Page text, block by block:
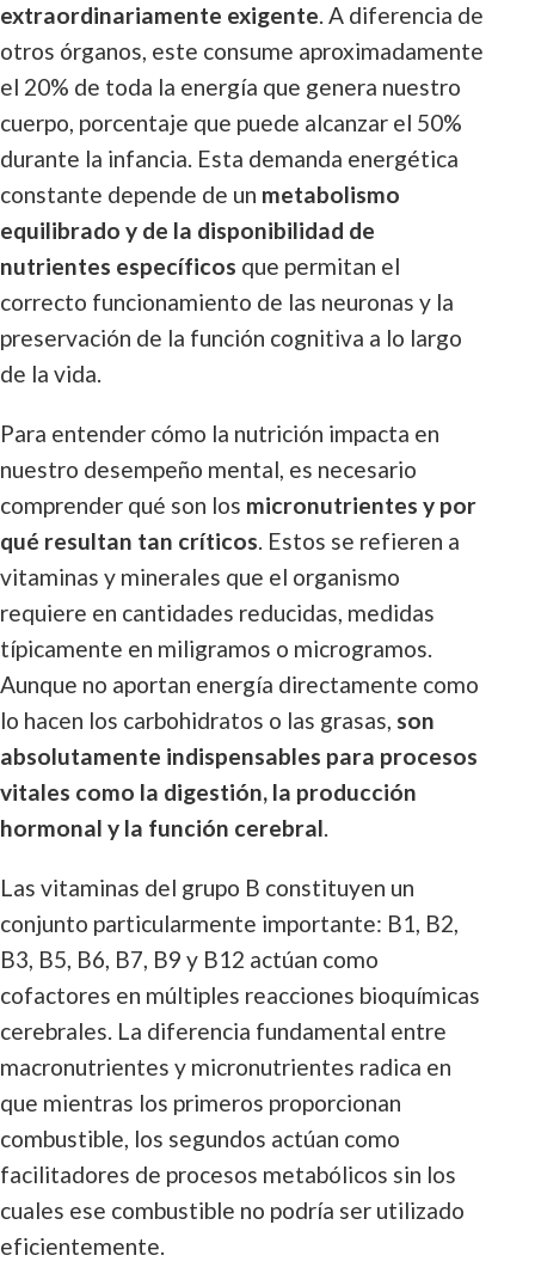
extraordinariamente exigente. A diferencia de
otros órganos, este consume aproximadamente
el 20% de toda la energía que genera nuestro
cuerpo, porcentaje que puede alcanzar el 50%
durante la infancia. Esta demanda energética
constante depende de un metabolismo
equilibrado y de la disponibilidad de
nutrientes específicos que permitan el
correcto funcionamiento de las neuronas y la
preservación de la función cognitiva a lo largo
de la vida.
Para entender cómo la nutrición impacta en
nuestro desempeño mental, es necesario
comprender qué son los micronutrientes y por
qué resultan tan críticos. Estos se refieren a
vitaminas y minerales que el organismo
requiere en cantidades reducidas, medidas
típicamente en miligramos o microgramos.
Aunque no aportan energía directamente como
lo hacen los carbohidratos o las grasas, son
absolutamente indispensables para procesos
vitales como la digestión, la producción
hormonal y la función cerebral.
Las vitaminas del grupo B constituyen un
conjunto particularmente importante: B1, B2,
B3, B5, B6, B7, B9 y B12 actúan como
cofactores en múltiples reacciones bioquímicas
cerebrales. La diferencia fundamental entre
macronutrientes y micronutrientes radica en
que mientras los primeros proporcionan
combustible, los segundos actúan como
facilitadores de procesos metabólicos sin los
cuales ese combustible no podría ser utilizado
eficientemente.